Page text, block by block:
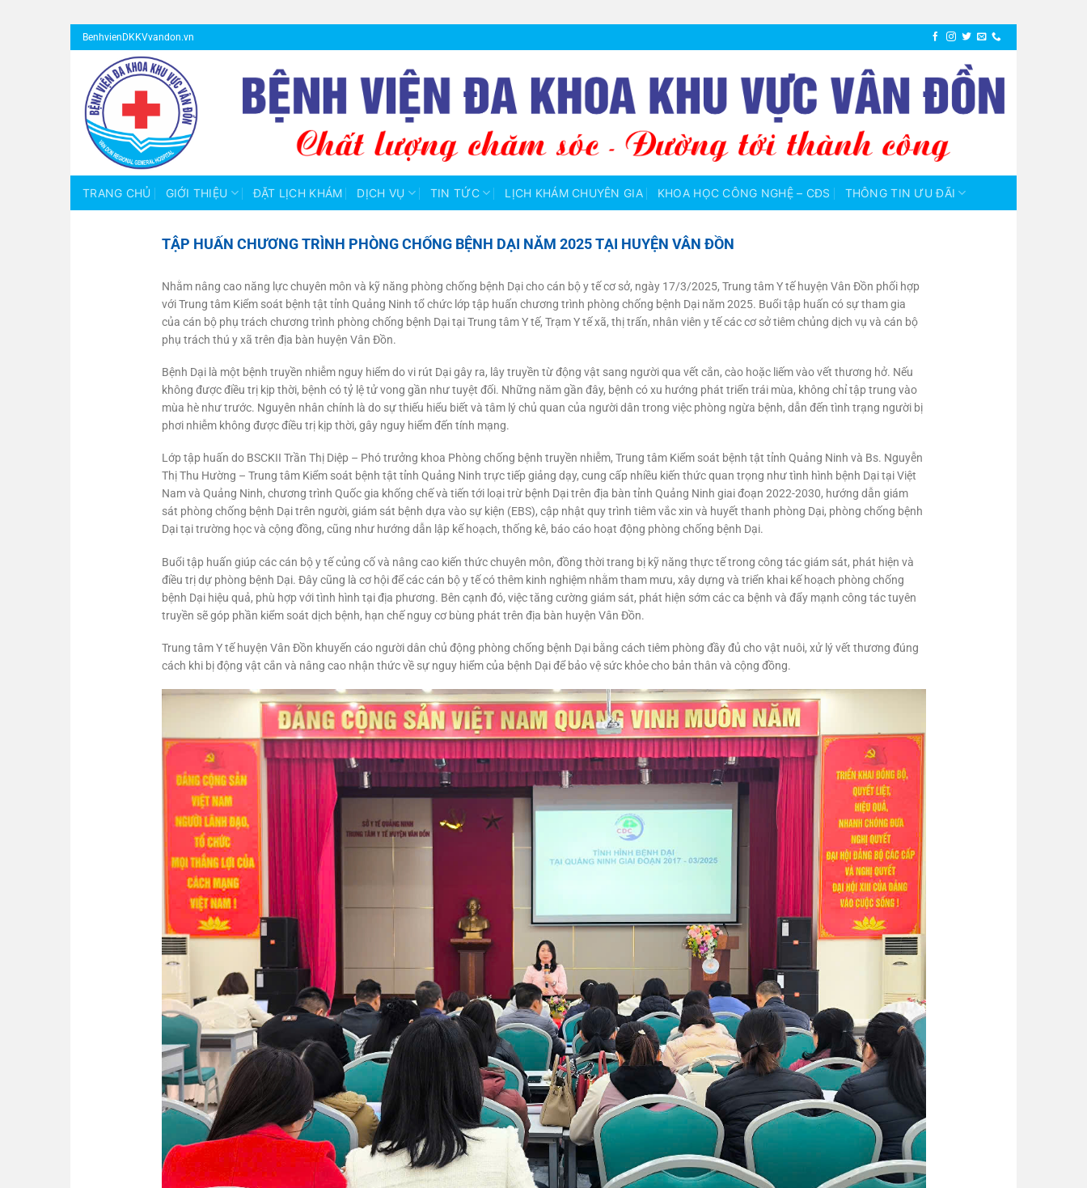
Bỏ
qua
dung
BenhvienDKKVvandon.vn
TRANG CHỦ GIỚI THIỆU ĐẶT LỊCH KHÁM DỊCH VỤ TIN TỨC LỊCH KHÁM CHUYÊN GIA KHOA HỌC CÔNG NGHỆ – CĐS THÔNG TIN ƯU ĐÃI
TẬP HUẤN CHƯƠNG TRÌNH PHÒNG CHỐNG BỆNH DẠI NĂM 2025 TẠI HUYỆN VÂN ĐỒN
Nhằm nâng cao năng lực chuyên môn và kỹ năng phòng chống bệnh Dại cho cán bộ y tế cơ sở, ngày 17/3/2025, Trung tâm Y tế huyện Vân Đồn phối hợp
với Trung tâm Kiểm soát bệnh tật tỉnh Quảng Ninh tổ chức lớp tập huấn chương trình phòng chống bệnh Dại năm 2025. Buổi tập huấn có sự tham gia
của cán bộ phụ trách chương trình phòng chống bệnh Dại tại Trung tâm Y tế, Trạm Y tế xã, thị trấn, nhân viên y tế các cơ sở tiêm chủng dịch vụ và cán bộ
phụ trách thú y xã trên địa bàn huyện Vân Đồn.
Bệnh Dại là một bệnh truyền nhiễm nguy hiểm do vi rút Dại gây ra, lây truyền từ động vật sang người qua vết cắn, cào hoặc liếm vào vết thương hở. Nếu
không được điều trị kịp thời, bệnh có tỷ lệ tử vong gần như tuyệt đối. Những năm gần đây, bệnh có xu hướng phát triển trái mùa, không chỉ tập trung vào
mùa hè như trước. Nguyên nhân chính là do sự thiếu hiểu biết và tâm lý chủ quan của người dân trong việc phòng ngừa bệnh, dẫn đến tình trạng người bị
phơi nhiễm không được điều trị kịp thời, gây nguy hiểm đến tính mạng.
Lớp tập huấn do BSCKII Trần Thị Diệp – Phó trưởng khoa Phòng chống bệnh truyền nhiễm, Trung tâm Kiểm soát bệnh tật tỉnh Quảng Ninh và Bs. Nguyễn
Thị Thu Hường – Trung tâm Kiểm soát bệnh tật tỉnh Quảng Ninh trực tiếp giảng dạy, cung cấp nhiều kiến thức quan trọng như tình hình bệnh Dại tại Việt
Nam và Quảng Ninh, chương trình Quốc gia khống chế và tiến tới loại trừ bệnh Dại trên địa bàn tỉnh Quảng Ninh giai đoạn 2022-2030, hướng dẫn giám
sát phòng chống bệnh Dại trên người, giám sát bệnh dựa vào sự kiện (EBS), cập nhật quy trình tiêm vắc xin và huyết thanh phòng Dại, phòng chống bệnh
Dại tại trường học và cộng đồng, cũng như hướng dẫn lập kế hoạch, thống kê, báo cáo hoạt động phòng chống bệnh Dại.
Buổi tập huấn giúp các cán bộ y tế củng cố và nâng cao kiến thức chuyên môn, đồng thời trang bị kỹ năng thực tế trong công tác giám sát, phát hiện và
điều trị dự phòng bệnh Dại. Đây cũng là cơ hội để các cán bộ y tế có thêm kinh nghiệm nhằm tham mưu, xây dựng và triển khai kế hoạch phòng chống
bệnh Dại hiệu quả, phù hợp với tình hình tại địa phương. Bên cạnh đó, việc tăng cường giám sát, phát hiện sớm các ca bệnh và đẩy mạnh công tác tuyên
truyền sẽ góp phần kiểm soát dịch bệnh, hạn chế nguy cơ bùng phát trên địa bàn huyện Vân Đồn.
Trung tâm Y tế huyện Vân Đồn khuyến cáo người dân chủ động phòng chống bệnh Dại bằng cách tiêm phòng đầy đủ cho vật nuôi, xử lý vết thương đúng
cách khi bị động vật cắn và nâng cao nhận thức về sự nguy hiểm của bệnh Dại để bảo vệ sức khỏe cho bản thân và cộng đồng.